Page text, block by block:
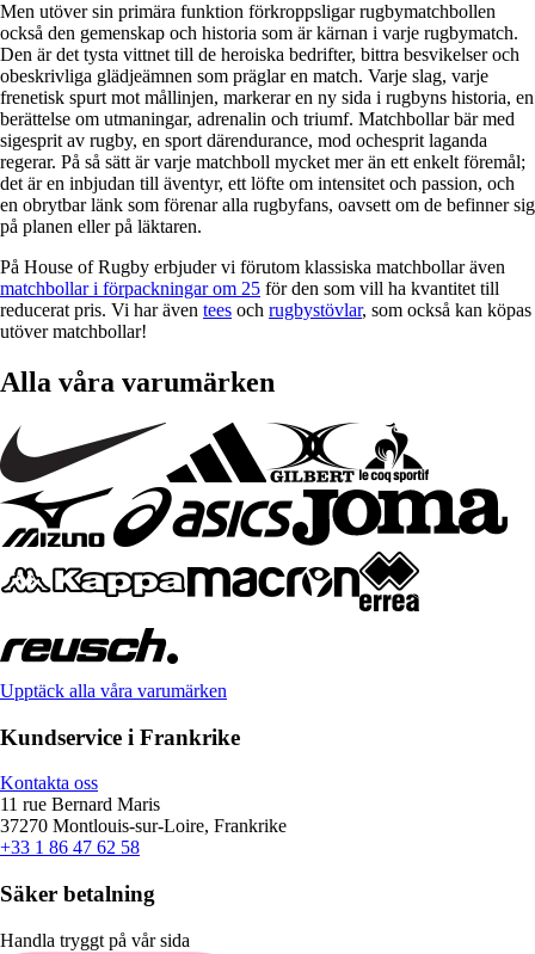
Men utöver sin primära funktion förkroppsligar rugbymatchbollen
också den gemenskap och historia som är kärnan i varje rugbymatch.
Den är det tysta vittnet till de heroiska bedrifter, bittra besvikelser och
obeskrivliga glädjeämnen som präglar en match. Varje slag, varje
frenetisk spurt mot mållinjen, markerar en ny sida i rugbyns historia, en
berättelse om utmaningar, adrenalin och triumf. Matchbollar bär med
sigesprit av rugby, en sport därendurance, mod ochesprit laganda
regerar. På så sätt är varje matchboll mycket mer än ett enkelt föremål;
det är en inbjudan till äventyr, ett löfte om intensitet och passion, och
en obrytbar länk som förenar alla rugbyfans, oavsett om de befinner sig
på planen eller på läktaren.
På House of Rugby erbjuder vi förutom klassiska matchbollar även
matchbollar i förpackningar om 25 för den som vill ha kvantitet till
reducerat pris. Vi har även tees och rugbystövlar, som också kan köpas
utöver matchbollar!
Alla våra varumärken
Upptäck alla våra varumärken
Kundservice i Frankrike
Kontakta oss
11 rue Bernard Maris
37270 Montlouis-sur-Loire, Frankrike
+33 1 86 47 62 58
Säker betalning
Handla tryggt på vår sida